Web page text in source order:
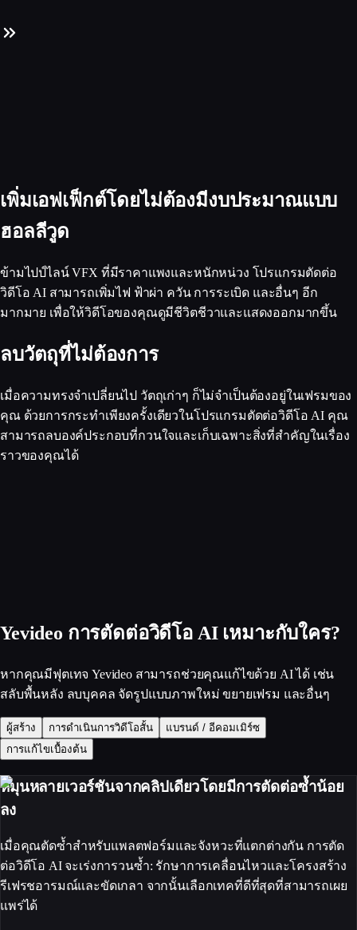
เพิ่มเอฟเฟ็กต์โดยไม่ต้องมีงบประมาณแบบ
ฮอลลีวูด
ข้ามไปป์ไลน์ VFX ที่มีราคาแพงและหนักหน่วง โปรแกรมตัดต่อ
วิดีโอ AI สามารถเพิ่มไฟ ฟ้าผ่า ควัน การระเบิด และอื่นๆ อีก
มากมาย เพื่อให้วิดีโอของคุณดูมีชีวิตชีวาและแสดงออกมากขึ้น
ลบวัตถุที่ไม่ต้องการ
เมื่อความทรงจำเปลี่ยนไป วัตถุเก่าๆ ก็ไม่จำเป็นต้องอยู่ในเฟรมของ
คุณ ด้วยการกระทำเพียงครั้งเดียวในโปรแกรมตัดต่อวิดีโอ AI คุณ
สามารถลบองค์ประกอบที่กวนใจและเก็บเฉพาะสิ่งที่สำคัญในเรื่อง
ราวของคุณได้
Yevideo การตัดต่อวิดีโอ AI เหมาะกับใคร?
หากคุณมีฟุตเทจ Yevideo สามารถช่วยคุณแก้ไขด้วย AI ได้ เช่น
สลับพื้นหลัง ลบบุคคล จัดรูปแบบภาพใหม่ ขยายเฟรม และอื่นๆ
ผู้สร้าง การดำเนินการวิดีโอสั้น
แบรนด์ / อีคอมเมิร์ซ
การแก้ไขเบื้องต้น
หมุนหลายเวอร์ชันจากคลิปเดียวโดยมีการตัดต่อซ้ำน้อย
ลง
เมื่อคุณตัดซ้ำสำหรับแพลตฟอร์มและจังหวะที่แตกต่างกัน การตัด
ต่อวิดีโอ AI จะเร่งการวนซ้ำ: รักษาการเคลื่อนไหวและโครงสร้าง
รีเฟรชอารมณ์และขัดเกลา จากนั้นเลือกเทคที่ดีที่สุดที่สามารถเผย
แพร่ได้